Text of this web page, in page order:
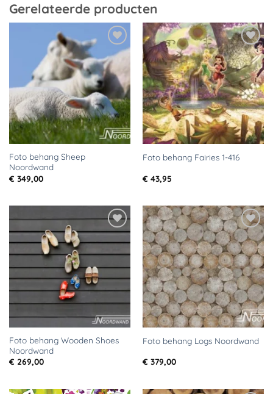
Gerelateerde producten
Toevoegen
aan
verlanglijst
Foto behang Sheep
Noordwand
€ 349,00
Toevoegen
aan
verlanglijst
Foto behang Fairies 1-416
€ 43,95
aan
verlanglijst
Foto behang Wooden Shoes
Noordwand
€ 269,00
Toevoegen
aan
verlanglijst
Foto behang Logs Noordwand
€ 379,00